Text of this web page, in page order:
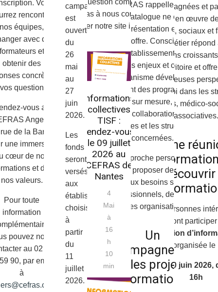
Le CEFRAS rappelle toutefois
que ce catalogue ne constitue
pas une présentation exhaustive
de son offre. Conscient que
chaque établissement possède
ses propres enjeux et contraintes,
l’organisme développe
également des programmes de
formation sur mesure, construits
en étroite collaboration avec les
équipes et les structures
concernées.
Cette approche personnalisée
permet de proposer des parcours
adaptés aux besoins spécifiques
des professionnels, des services
et des organisations.
Un
accompagnement
pour les projets de
formation
accompagnées et
la mise en œuvre
éducatifs, sociaux et
Ce métier répond
besoins
territoire et
nombreuses
d’emploi dans les
sociales, médico-
Une
découvrir
Les personnes
pourront
réunion
organisée le
Mardi 30 juin 2026,
16h
campagne
est
ouverte
du
26
mai
au
27
juin
2026.
Les
fonds
seront
versés
aux
établissements
choisis
à
partir
du
11
juillet
2026.
n’hésitez pas à nous contacter ou à
consulter notre site internet.
Vous
rencontrer
nos équipes,
avec des
et
obtenir des
concrètes
questions.
vous au
Angers,
de la Barre,
une immersion
cœur de nos
et de
nos valeurs.
Pour toute
information
pouvez nous
au 02 41
90, par email
à
Informations
collectives
TISF :
rendez-vous
le 09 juillet
2026 au
CEFRAS de
Nantes
4
Mai
à
16
h
10
min